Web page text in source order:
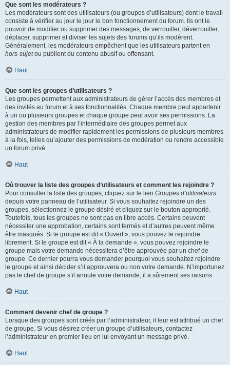
Que sont les modérateurs ?
Les modérateurs sont des utilisateurs (ou groupes d’utilisateurs) dont le travail
consiste à vérifier au jour le jour le bon fonctionnement du forum. Ils ont le
pouvoir de modifier ou supprimer des messages, de verrouiller, déverrouiller,
déplacer, supprimer et diviser les sujets des forums qu’ils modèrent.
Généralement, les modérateurs empêchent que les utilisateurs partent en
hors-sujetou publient du contenu abusif ou offensant.
Haut
Que sont les groupes d’utilisateurs ?
Les groupes permettent aux administrateurs de gérer l’accès des membres et
des invités au forum et à ses fonctionnalités. Chaque membre peut appartenir
à un ou plusieurs groupes et chaque groupe peut avoir ses permissions. La
gestion des membres par l’intermédiaire des groupes permet aux
administrateurs de modifier rapidement les permissions de plusieurs membres
à la fois, telles qu’ajouter des permissions de modération ou rendre accessible
un forum privé.
Haut
Où trouver la liste des groupes d’utilisateurs et comment les rejoindre ?
Pour consulter la liste des groupes, cliquez sur le lien Groupes d’utilisateurs
depuis votre panneau de l’utilisateur. Si vous souhaitez rejoindre un des
groupes, sélectionnez le groupe désiré et cliquez sur le bouton approprié.
Toutefois, tous les groupes ne sont pas en libre accès. Certains peuvent
nécessiter une approbation, certains sont fermés et d’autres peuvent même
être masqués. Si le groupe est dit « Ouvert », vous pouvez le rejoindre
librement. Si le groupe est dit « À la demande », vous pouvez rejoindre le
groupe mais votre demande nécessitera d’être approuvée par un chef de
groupe. Ce dernier pourra vous demander pourquoi vous souhaitez rejoindre
le groupe et ainsi décider s’il approuvera ou non votre demande. N’importunez
pas le chef de groupe s’il annule votre demande, il a sûrement ses raisons.
Haut
Comment devenir chef de groupe ?
Lorsque des groupes sont créés par l’administrateur, il leur est attribué un chef
de groupe. Si vous désirez créer un groupe d’utilisateurs, contactez
l’administrateur en premier lieu en lui envoyant un message privé.
Haut